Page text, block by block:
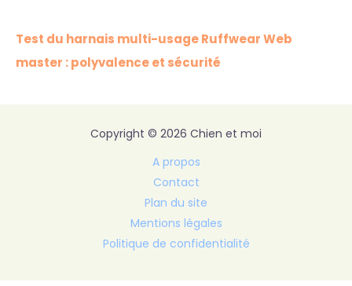
Test du harnais multi-usage Ruffwear Web
master : polyvalence et sécurité
Copyright © 2026 Chien et moi
A propos
Contact
Plan du site
Mentions légales
Politique de confidentialité